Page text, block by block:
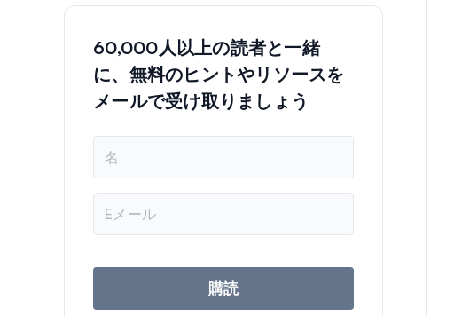
60,000人以上の読者と一緒
に、無料のヒントやリソースを
メールで受け取りましょう
ル
ド
購読